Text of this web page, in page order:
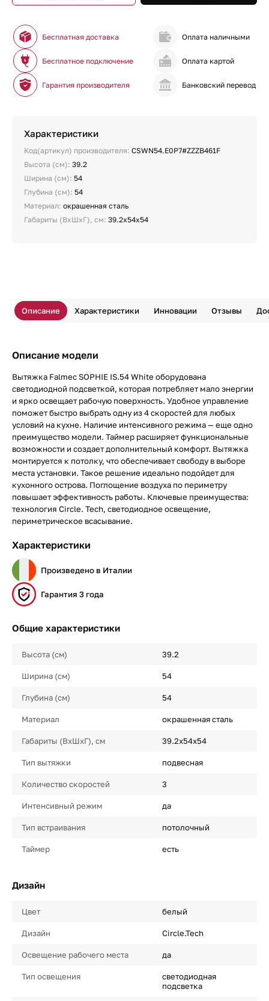
Бесплатная доставка
Бесплатное подключение
Гарантия производителя
Оплата наличными
Оплата картой
Банковский перевод
Характеристики
Код(артикул) производителя: CSWN54.E0P7#ZZZB461F
Высота (см): 39.2
Ширина (см): 54
Глубина (см): 54
Материал: окрашенная сталь
Габариты (ВхШхГ), см: 39.2х54х54
Описание Характеристики Инновации Отзывы
Описание модели
Вытяжка Falmec SOPHIE IS.54 White оборудована
светодиодной подсветкой, которая потребляет мало энергии
и ярко освещает рабочую поверхность. Удобное управление
поможет быстро выбрать одну из 4 скоростей для любых
условий на кухне. Наличие интенсивного режима — еще одно
преимущество модели. Таймер расширяет функциональные
возможности и создает дополнительный комфорт. Вытяжка
монтируется к потолку, что обеспечивает свободу в выборе
места установки. Такое решение идеально подойдет для
кухонного острова. Поглощение воздуха по периметру
повышает эффективность работы. Ключевые преимущества:
технология Circle. Tech, светодиодное освещение,
периметрическое всасывание.
Характеристики
Произведено в Италии
Гарантия 3 года
Общие характеристики
Высота (см) 39.2
Ширина (см) 54
Глубина (см) 54
Материал окрашенная сталь
Габариты (ВхШхГ), см 39.2х54х54
Тип вытяжки подвесная
Количество скоростей 3
Интенсивный режим да
Тип встраивания потолочный
Таймер есть
Дизайн
Цвет белый
Дизайн Circle.Tech
Освещение рабочего места да
Тип освещения
светодиодная
подсветка